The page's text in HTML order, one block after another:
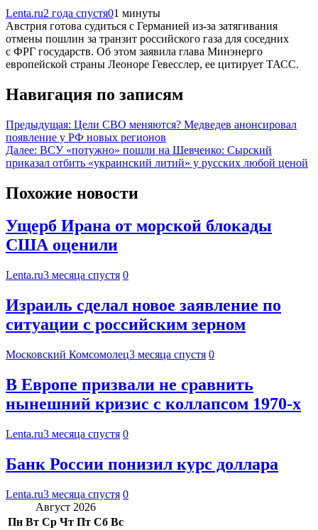
Lenta.ru2 года спустя01 минуты
Австрия готова судиться с Германией из-за затягивания
отмены пошлин за транзит российского газа для соседних
с ФРГ государств. Об этом заявила глава Минэнерго
европейской страны Леоноре Гевесслер, ее цитирует ТАСС.
Навигация по записям
Предыдущая: Цели СВО меняются? Медведев анонсировал
появление у РФ новых регионов
Далее: ВСУ «потужно» пошли на Шевченко: Сырский
приказал отбить «украинский литий» у русских любой ценой
Похожие новости
Ущерб Ирана от морской блокады
США оценили
Lenta.ru3 месяца спустя 0
Израиль сделал новое заявление по
ситуации с российским зерном
Московский Комсомолец3 месяца спустя 0
В Европе призвали не сравнить
нынешний кризис с коллапсом 1970-х
Lenta.ru3 месяца спустя 0
Банк России понизил курс доллара
Lenta.ru3 месяца спустя 0
Август 2026
Пн Вт Ср Чт Пт Сб Вс